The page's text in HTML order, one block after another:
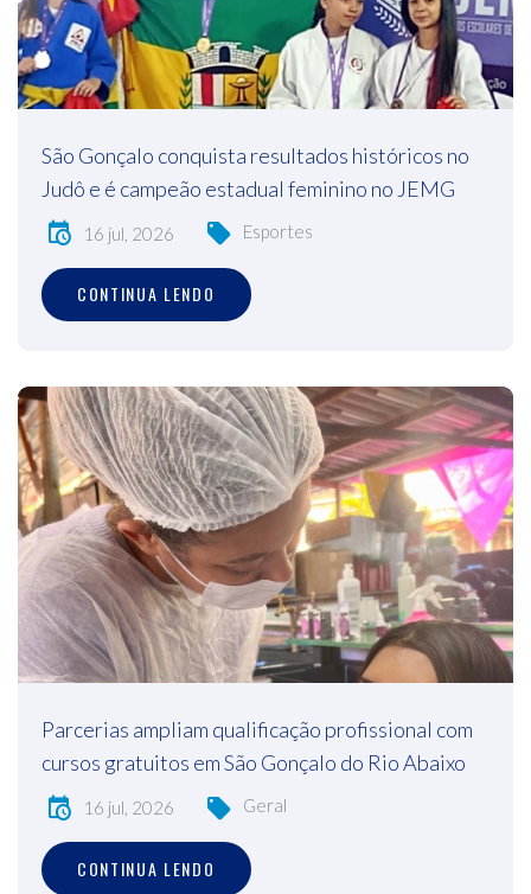
São Gonçalo conquista resultados históricos no
Judô e é campeão estadual feminino no JEMG
16 jul, 2026 Esportes
CONTINUA LENDO
Parcerias ampliam qualificação profissional com
cursos gratuitos em São Gonçalo do Rio Abaixo
16 jul, 2026 Geral
CONTINUA LENDO